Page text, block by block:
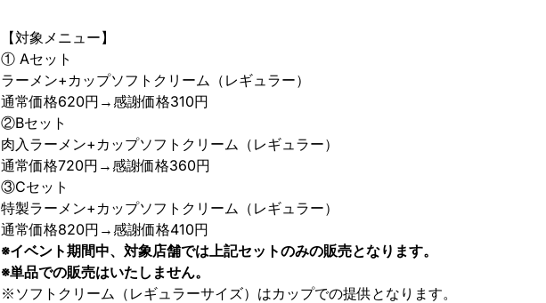
【対象メニュー】
① Aセット
ラーメン+カップソフトクリーム（レギュラー）
通常価格620円→感謝価格310円
②Bセット
肉入ラーメン+カップソフトクリーム（レギュラー）
通常価格720円→感謝価格360円
③Cセット
特製ラーメン+カップソフトクリーム（レギュラー）
通常価格820円→感謝価格410円
※イベント期間中、対象店舗では上記セットのみの販売となります。
※単品での販売はいたしません。
※ソフトクリーム（レギュラーサイズ）はカップでの提供となります。